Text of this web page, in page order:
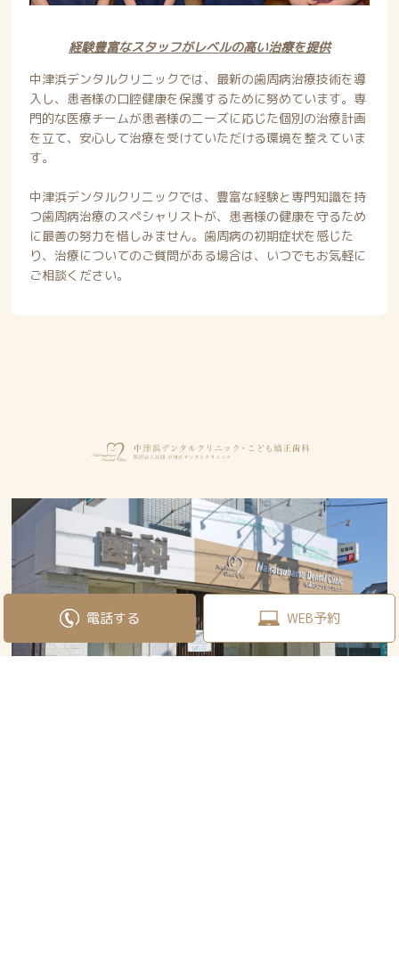
電話する WEB予約
経験豊富なスタッフがレベルの高い治療を提供
中津浜デンタルクリニックでは、最新の歯周病治療技術を導
入し、患者様の口腔健康を保護するために努めています。専
門的な医療チームが患者様のニーズに応じた個別の治療計画
を立て、安心して治療を受けていただける環境を整えていま
す。
中津浜デンタルクリニックでは、豊富な経験と専門知識を持
つ歯周病治療のスペシャリストが、患者様の健康を守るため
に最善の努力を惜しみません。歯周病の初期症状を感じた
り、治療についてのご質問がある場合は、いつでもお気軽に
ご相談ください。